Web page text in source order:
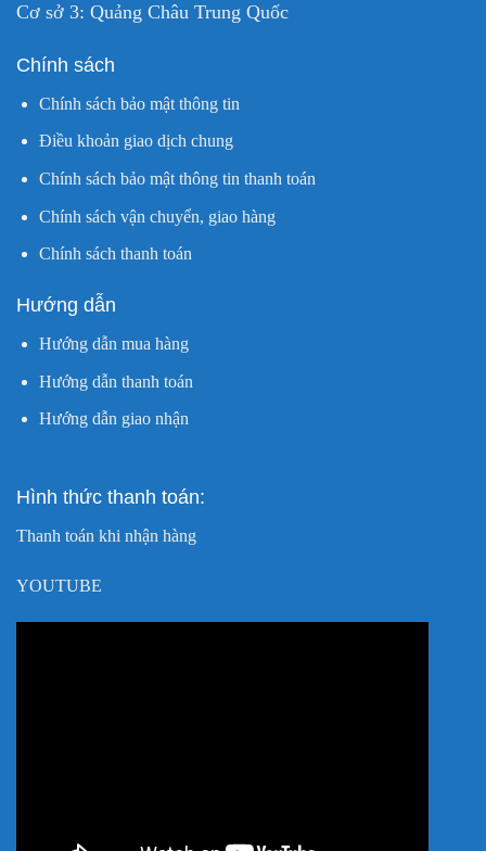
Cơ sở 3: Quảng Châu Trung Quốc
Chính sách
Chính sách bảo mật thông tin
Điều khoản giao dịch chung
Chính sách bảo mật thông tin thanh toán
Chính sách vận chuyển, giao hàng
Chính sách thanh toán
Hướng dẫn
Hướng dẫn mua hàng
Hướng dẫn thanh toán
Hướng dẫn giao nhận
Hình thức thanh toán:
Thanh toán khi nhận hàng
YOUTUBE